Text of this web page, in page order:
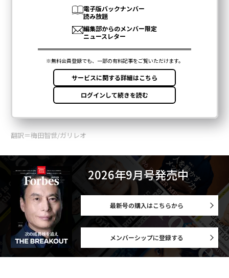
翻訳＝梅田智世/ガリレオ
2026年9月号発売中
最新号の購入はこちらから
メンバーシップに登録する